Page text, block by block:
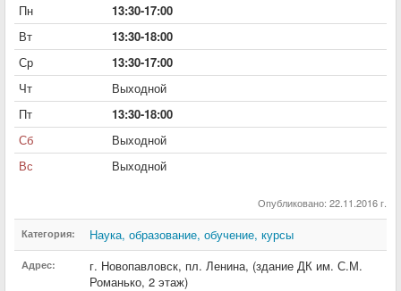
Пн
13:30-17:00
Вт
13:30-18:00
Ср
13:30-17:00
Чт
Выходной
Пт
13:30-18:00
Сб
Выходной
Вс
Выходной
Опубликовано: 22.11.2016 г.
Категория: Наука, образование, обучение, курсы
Адрес: г. Новопавловск, пл. Ленина, (здание ДК им. С.М.
Романько, 2 этаж)